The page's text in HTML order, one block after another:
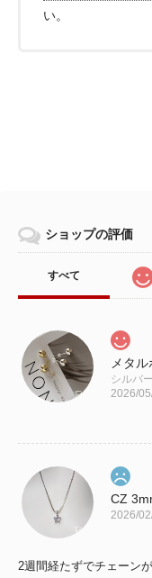
い。
ショップの評価
すべて
メタ
シルバー
2026/
CZ
2026/
2週間経たずでチェーン